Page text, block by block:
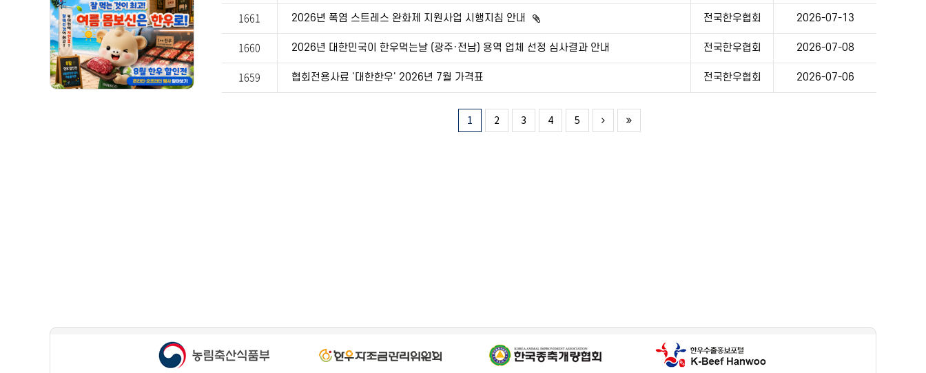
1661 2026년 폭염 스트레스 완화제 지원사업 시행지침 안내 전국한우협회 2026-07-13
1660 2026년 대한민국이 한우먹는날 (광주·전남) 용역 업체 선정 심사결과 안내 전국한우협회 2026-07-08
1659 협회전용사료 '대한한우' 2026년 7월 가격표 전국한우협회 2026-07-06
1 2 3 4 5 한단계 뒤로제일 뒤로